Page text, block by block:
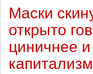
камень
новый
сценарий
Маски
открыто
циничнее